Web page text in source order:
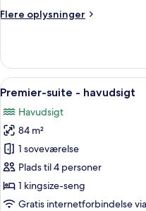
Flere oplysninger
Flere
-
udsigt
over
Indlæs
alle
billeder
af
Premier-
suite
-
havudsigt
5
Premier-suite - havudsigt
Havudsigt
84 m²
1 soveværelse
Plads til 4 personer
1 kingsize-seng
Gratis internetforbindelse